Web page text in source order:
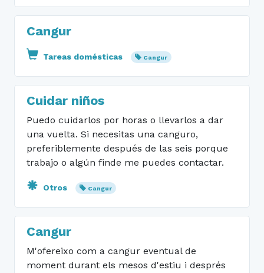
Cangur
Tareas domésticas Cangur
Cuidar niños
Puedo cuidarlos por horas o llevarlos a dar
una vuelta. Si necesitas una canguro,
preferiblemente después de las seis porque
trabajo o algún finde me puedes contactar.
Otros Cangur
Cangur
M'ofereixo com a cangur eventual de
moment durant els mesos d'estiu i després